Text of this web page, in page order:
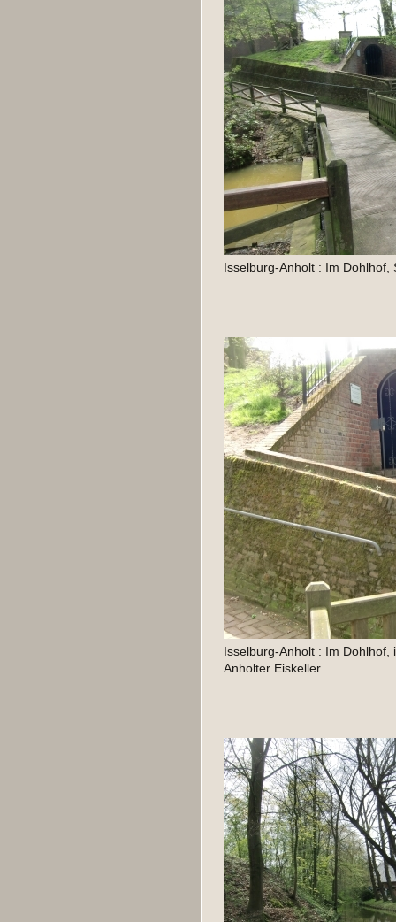
Isselburg-Anholt : Im Dohlhof,
Isselburg-Anholt : Im
Anholter Eiskeller